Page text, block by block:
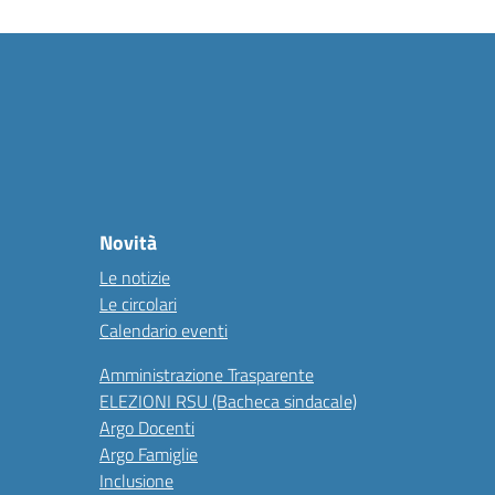
Novità
Le notizie
Le circolari
Calendario eventi
Amministrazione Trasparente
ELEZIONI RSU (Bacheca sindacale)
Argo Docenti
Argo Famiglie
Inclusione